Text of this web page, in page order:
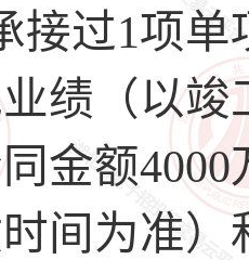
过1项单
绩（以
金额
间为准